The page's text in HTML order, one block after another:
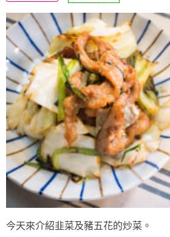
今天來介紹韭菜及豬五花的炒菜。